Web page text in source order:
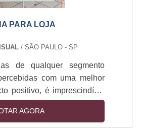
PARA LOJA
/ SÃO PAULO - SP
de qualquer segmento
com uma melhor
positivo, é imprescindível
com a colocação do
loja em suas sedes físicas.
ilustrativo de qualidade
AGORA